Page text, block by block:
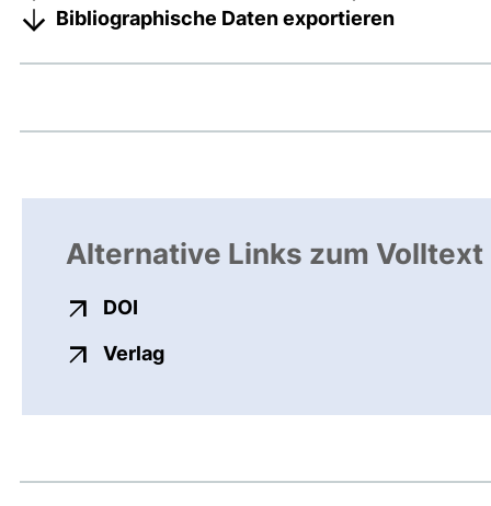
Bibliographische Daten exportieren
Alternative Links zum Volltext
DOI
Verlagexterner Link, öffnet neues